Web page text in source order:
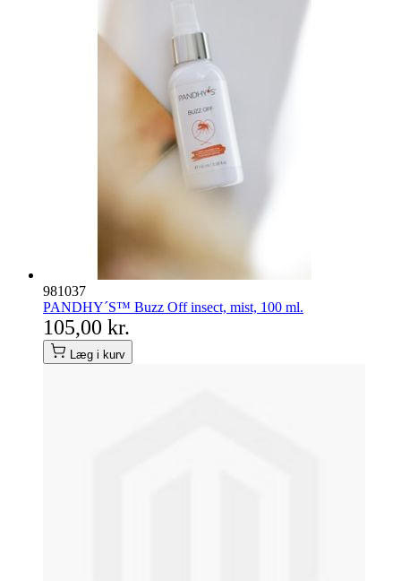
981037
PANDHY´S™ Buzz Off insect, mist, 100 ml.
105,00 kr.
Læg i kurv